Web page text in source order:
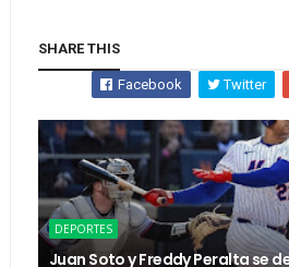
SHARE THIS
Facebook Twitter
DEPORTES
Juan Soto y Freddy Peralta se